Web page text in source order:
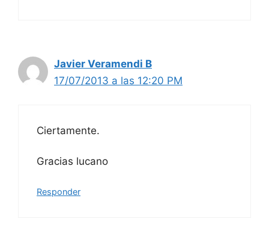
Javier Veramendi B
17/07/2013 a las 12:20 PM
Ciertamente.
Gracias lucano
Responder